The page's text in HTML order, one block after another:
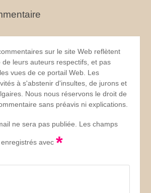
sur le site Web reflètent
de leurs auteurs respectifs, et pas
vues de ce portail Web. Les
à s'abstenir d'insultes, de jurons et
Nous nous réservons le droit de
sans préavis ni explications.
ne sera pas publiée. Les champs
avec*